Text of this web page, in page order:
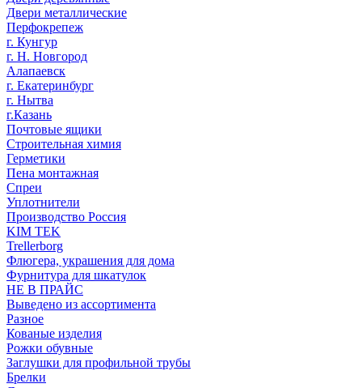
Двери металлические
Перфокрепеж
г. Кунгур
г. Н. Новгород
Алапаевск
г. Екатеринбург
г. Нытва
г.Казань
Почтовые ящики
Строительная химия
Герметики
Пена монтажная
Спреи
Уплотнители
Производство Россия
KIM TEK
Trellerborg
Флюгера, украшения для дома
Фурнитура для шкатулок
НЕ В ПРАЙС
Выведено из ассортимента
Разное
Кованые изделия
Рожки обувные
Заглушки для профильной трубы
Брелки